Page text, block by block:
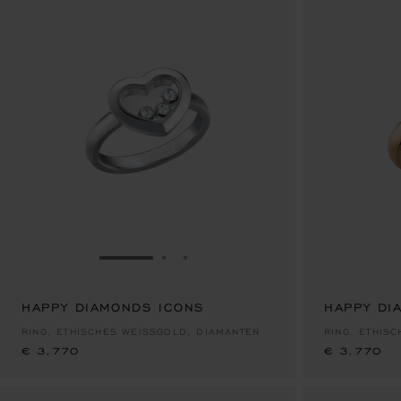
ZUR FOLIE GEHEN 1
HAPPY DIAMONDS ICONS
RING, ETHISCHES WEISSGOLD, DIAMANTEN
€ 3,770
€ 3,770 HAPPY
RING,
€ 3,770
€ 3,770